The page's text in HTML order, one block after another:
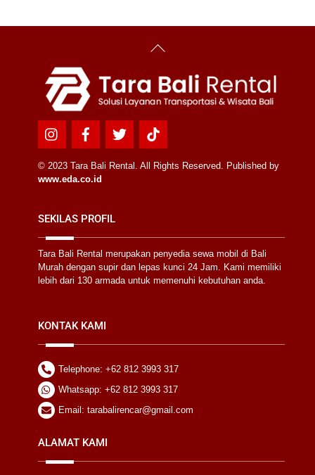
Back
Icon
label
Icon
label
Icon
label
Icon
label
© 2023 Tara Bali Rental. All Rights Reserved. Published by
www.eda.co.id
SEKILAS PROFIL
Tara Bali Rental merupakan penyedia sewa mobil di Bali
Murah dengan supir dan lepas kunci 24 Jam. Kami memiliki
lebih dari 130 armada untuk memenuhi kebutuhan anda.
KONTAK KAMI
Telephone: +62 812 3993 317
Whatsapp: +62 812 3993 317
Email: tarabalirencar@gmail.com
ALAMAT KAMI